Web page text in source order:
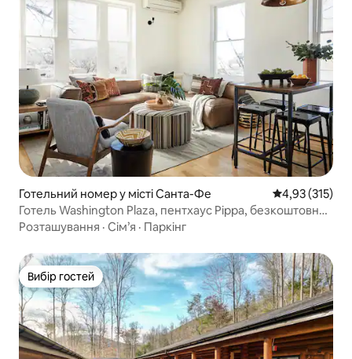
Готельний номер у місті Санта-Фе Середня
4,93 (315)
Готель Washington Plaza, пентхаус Pippa, безкоштовна
парковка
Розташування · Сім’я · Паркінг
Вибір гостей
Вибір гостей